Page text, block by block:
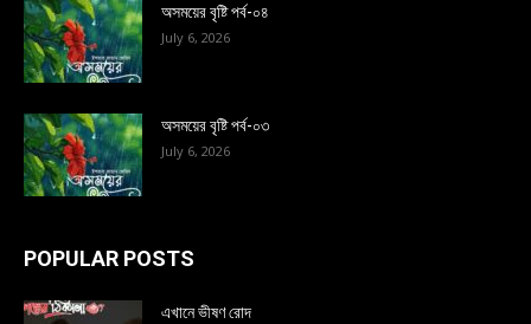
অসময়ের বৃষ্টি পর্ব-০৪
July 6, 2026
অসময়ের বৃষ্টি পর্ব-০৩
July 6, 2026
POPULAR POSTS
এখানে ভীষণ রোদ